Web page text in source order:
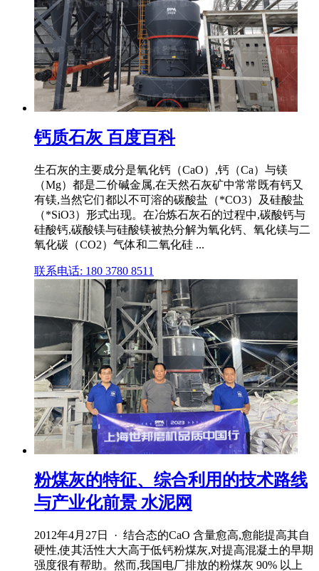
钙质石灰 百度百科
生石灰的主要成分是氧化钙（CaO）,钙（Ca）与镁
（Mg）都是二价碱金属,在天然石灰矿中常常既有钙又
有镁,当然它们都以不可溶的碳酸盐（*CO3）及硅酸盐
（*SiO3）形式出现。在冶炼石灰石的过程中,碳酸钙与
硅酸钙,碳酸镁与硅酸镁被热分解为氧化钙、氧化镁与二
氧化碳（CO2）气体和二氧化硅 ...
联系电话: 180 3780 8511
粉煤灰的特征、综合利用的技术路线
与产业化前景 水泥网
2012年4月27日 · 结合态的CaO 含量愈高,愈能提高其自
硬性,使其活性大大高于低钙粉煤灰,对提高混凝土的早期
强度很有帮助。然而,我国电厂排放的粉煤灰 90% 以上